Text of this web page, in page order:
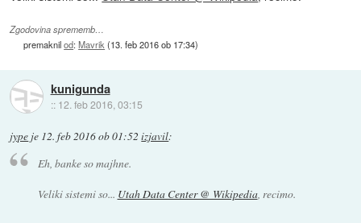
Zgodovina sprememb…
premaknilod:Mavrik(13. feb 2016 ob 17:34)
kunigunda
:: 12. feb 2016, 03:15
jype je 12. feb 2016 ob 01:52 izjavil:
Eh, banke so majhne.
Veliki sistemi so... Utah Data Center @ Wikipedia, recimo.